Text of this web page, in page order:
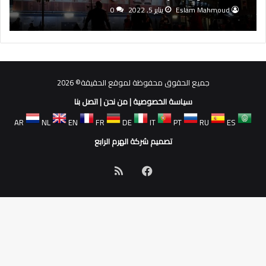
Eslam Mahmoud يناير 5, 2022 0
جميع الحقوق محفوظة لموقع الحقيقة© 2026
سياسة الخصوصية|من نحن|اتصل بنا
AR
NL EN FR DE IT PT RU
ES
تصميم شركة الهرم الرابع
فيسبوك
الموقع